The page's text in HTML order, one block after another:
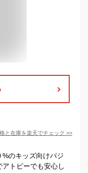
と在庫を楽天でチェック >>
のキッズ向けパジ
トピーでも安心し